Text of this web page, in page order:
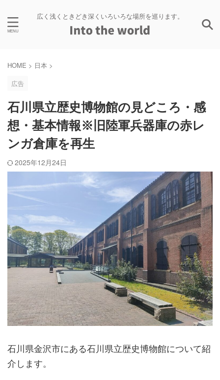
広く浅くときどき深くいろいろな場所を巡ります。
HOME > 日本 >
広告
石川県立歴史博物館の見どころ・感
想・基本情報※旧陸軍兵器庫の赤レ
ンガ倉庫を再生
2025年12月24日
石川県金沢市にある石川県立歴史博物館について紹
介します。